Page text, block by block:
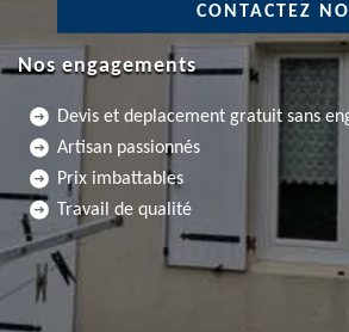
CONTACTEZ
Nos engagements
Devis et deplacement gratuit sans
Artisan passionnés
Prix imbattables
Travail de qualité